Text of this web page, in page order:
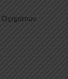
Οχημάτων